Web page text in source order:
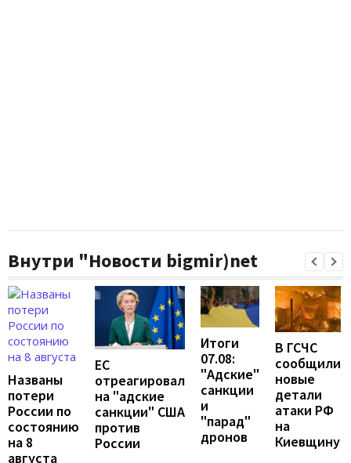
Внутри "Новости bigmir)net
Названы
потери
России по
состоянию
на 8
августа
ЕС
отреагировал
на "адские
санкции" США
против
России
Итоги
07.08:
"Адские"
санкции
и
"парад"
дронов
В ГСЧС
сообщили
новые
детали
атаки РФ
на
Киевщину